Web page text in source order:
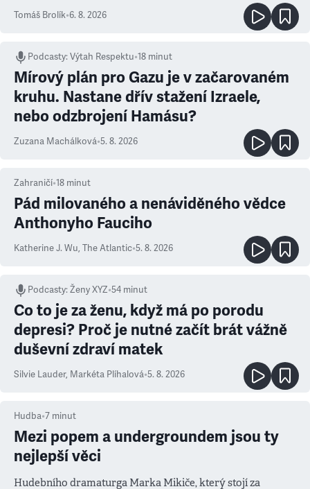
Tomáš Brolík•6. 8. 2026
Podcasty:Výtah Respektu•18 minut
Mírový plán pro Gazu je v začarovaném
kruhu. Nastane dřív stažení Izraele,
nebo odzbrojení Hamásu?
Zuzana Machálková•5. 8. 2026
Zahraničí•18 minut
Pád milovaného a nenáviděného vědce
Anthonyho Fauciho
Katherine J. Wu, The Atlantic•5. 8. 2026
Podcasty:Ženy XYZ•54 minut
Co to je za ženu, když má po porodu
depresi? Proč je nutné začít brát vážně
duševní zdraví matek
Silvie Lauder, Markéta Plíhalová•5. 8. 2026
Hudba•7 minut
Mezi popem a undergroundem jsou ty
nejlepší věci
Hudebního dramaturga Marka Mikiče, který stojí za